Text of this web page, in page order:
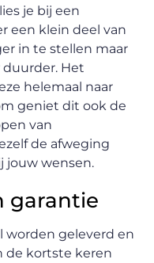
je bij een
een klein deel van
in te stellen maar
Het
helemaal naar
geniet dit ook de
van
de afweging
jouw wensen.
garantie
worden geleverd en
de kortste keren